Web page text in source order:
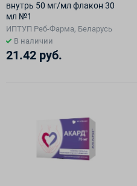
внутрь 50 мг/мл флакон 30
мл №1
ИПТУП Реб-Фарма, Беларусь
В наличии
21.42 руб.